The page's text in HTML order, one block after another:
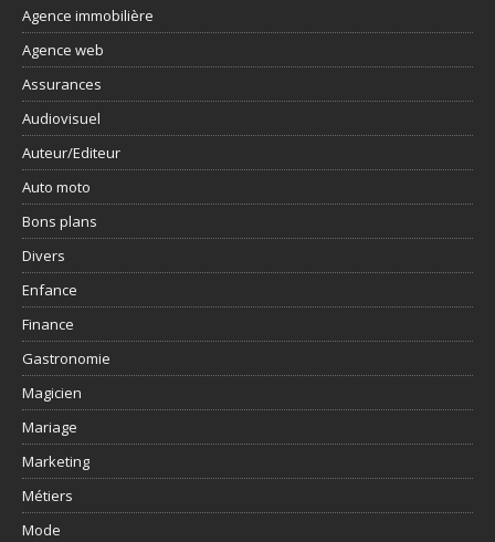
Agence immobilière
Agence web
Assurances
Audiovisuel
Auteur/Editeur
Auto moto
Bons plans
Divers
Enfance
Finance
Gastronomie
Magicien
Mariage
Marketing
Métiers
Mode